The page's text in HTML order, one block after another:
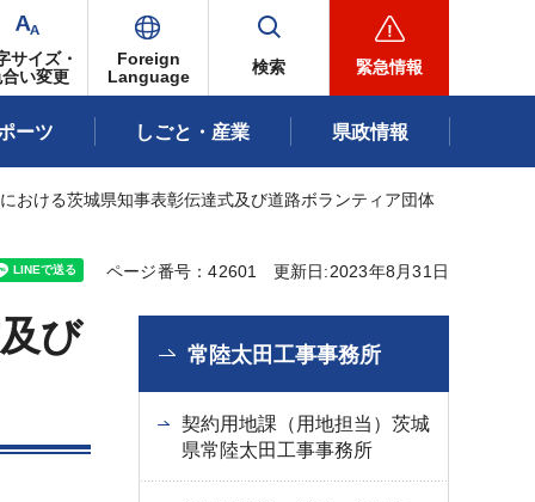
サイズ・
い変更
Foreign
Language
検索 緊急情報
ーツ しごと・産業 県政情報
おける茨城県知事表彰伝達式及び道路ボランティア団体
ページ番号：42601 更新日:2023年8月31日
び 常陸太田工事事務所
契約用地課（用地担当）茨城
県常陸太田工事事務所